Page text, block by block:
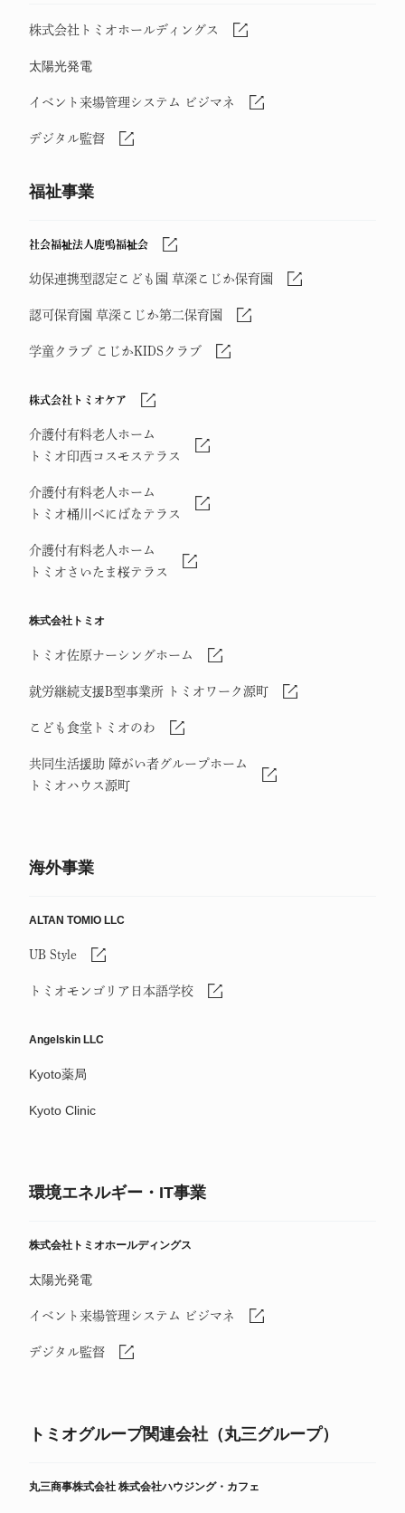
株式会社トミオホールディングス
太陽光発電
イベント来場管理システム ビジマネ
デジタル監督
福祉事業
社会福祉法人鹿鳴福祉会
幼保連携型認定こども園 草深こじか保育園
認可保育園 草深こじか第二保育園
学童クラブ こじかKIDSクラブ
株式会社トミオケア
介護付有料老人ホーム
トミオ印西コスモステラス
介護付有料老人ホーム
トミオ桶川べにばなテラス
介護付有料老人ホーム
トミオさいたま桜テラス
株式会社トミオ
トミオ佐原ナーシングホーム
就労継続支援B型事業所 トミオワーク源町
こども食堂トミオのわ
共同生活援助 障がい者グループホーム
トミオハウス源町
海外事業
ALTAN TOMIO LLC
UB Style
トミオモンゴリア日本語学校
Angelskin LLC
Kyoto薬局
Kyoto Clinic
環境エネルギー・IT事業
株式会社トミオホールディングス
太陽光発電
イベント来場管理システム ビジマネ
デジタル監督
トミオグループ関連会社（丸三グループ）
丸三商事株式会社 株式会社ハウジング・カフェ